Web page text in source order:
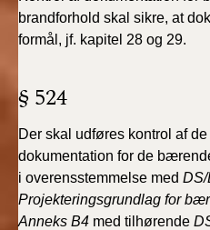
2022)
2021)
BR18 (1/1-29/6
2021)
brandforhold skal sikre, at
formål, jf. kapitel 28 og 29.
§ 524
Der skal udføres kontrol af
dokumentation for de
i overensstemmelse med
Projekteringsgrundlag for
Anneks B4 med tilhørende